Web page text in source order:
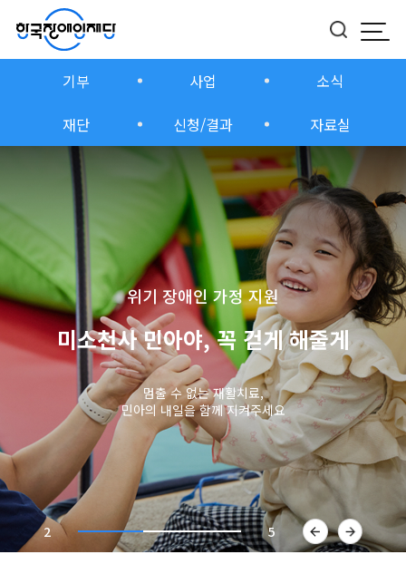
모
버튼
기부 사업
소식
재단
신청/결과 자료실
위기 장애인 가정 지원
미소천사 민아야, 꼭 걷게 해줄게
멈출 수 없는 재활치료,
민아의 내일을 함께 지켜주세요
2 5
이전
버튼
다음
버튼